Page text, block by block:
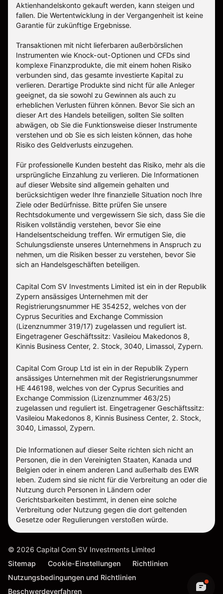
Aktienhandelskonto gekauft werden, kann steigen und
fallen. Die Wertentwicklung in der Vergangenheit ist keine
Garantie für zukünftige Ergebnisse.
Transaktionen mit nicht lieferbaren außerbörslichen
Instrumenten wie Knock-out-Optionen und CFDs sind
komplexe Finanzprodukte, die mit einem hohen Risiko
verbunden sind, das gesamte investierte Kapital zu
verlieren. Derartige Produkte sind nicht für alle Anleger
geeignet, da sie sowohl zu Gewinnen als auch zu
erheblichen Verlusten führen können. Bevor Sie sich an
dieser Art des Handels beteiligen, sollten Sie sollten
abwägen, ob Sie die Funktionsweise dieser Instrumente
verstehen und ob Sie es sich leisten können, das hohe
Risiko des Geldverlusts einzugehen.
Für professionelle Kunden besteht das Risiko, mehr als die
ursprüngliche Einzahlung zu verlieren. Die Informationen
auf dieser Website sind allgemein gehalten und
berücksichtigen weder Ihre finanzielle Situation noch Ihre
Ziele oder Bedürfnisse. Bitte prüfen Sie unsere
Rechtsdokumente und vergewissern Sie sich, dass Sie die
Risiken vollständig verstehen, bevor Sie eine
Handelsentscheidung treffen. Wir ermutigen Sie, die
Schulungsdienste unseres Unternehmens in Anspruch zu
nehmen, um die Risiken besser zu verstehen, bevor Sie
sich an Handelsgeschäften beteiligen.
Capital Com SV Investments Limited ist ein in der Republik
Zypern ansässiges Unternehmen mit der
Registrierungsnummer HE 354252, welches von der
Cyprus Securities and Exchange Commission
(Lizenznummer 319/17) zugelassen und reguliert ist.
Eingetragener Geschäftssitz: Vasileiou Makedonos 8,
Kinnis Business Center, 2. Stock, 3040, Limassol, Zypern.
Capital Com Group Ltd ist ein in der Republik Zypern
ansässiges Unternehmen mit der Registrierungsnummer
ΗΕ 446198, welches von der Cyprus Securities and
Exchange Commission (Lizenznummer 463/25)
zugelassen und reguliert ist. Eingetragener Geschäftssitz:
Vasileiou Makedonos 8, Kinnis Business Center, 2. Stock,
3040, Limassol, Zypern.
Die Informationen auf dieser Seite richten sich nicht an
Personen, die in den Vereinigten Staaten, Kanada und
Belgien oder in einem anderen Land außerhalb des EWR
leben. Zudem sind sie nicht für die Verbreitung an oder die
Nutzung durch Personen in Ländern oder
Gerichtsbarkeiten bestimmt, in denen eine solche
Verbreitung oder Nutzung gegen die dort geltenden
Gesetze oder Regulierungen verstoßen würde.
© 2026 Capital Com SV Investments Limited
Sitemap
Cookie-Einstellungen
Richtlinien
Nutzungsbedingungen und Richtlinien
Beschwerdeverfahren